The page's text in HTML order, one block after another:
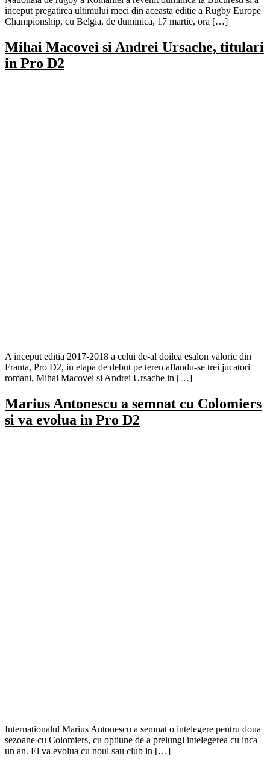
inceput pregatirea ultimului meci din aceasta editie a Rugby Europe
Championship, cu Belgia, de duminica, 17 martie, ora […]
Mihai Macovei si Andrei Ursache, titulari
in Pro D2
A inceput editia 2017-2018 a celui de-al doilea esalon valoric din
Franta, Pro D2, in etapa de debut pe teren aflandu-se trei jucatori
romani, Mihai Macovei si Andrei Ursache in […]
Marius Antonescu a semnat cu Colomiers
si va evolua in Pro D2
Internationalul Marius Antonescu a semnat o intelegere pentru doua
sezoane cu Colomiers, cu optiune de a prelungi intelegerea cu inca
un an. El va evolua cu noul sau club in […]